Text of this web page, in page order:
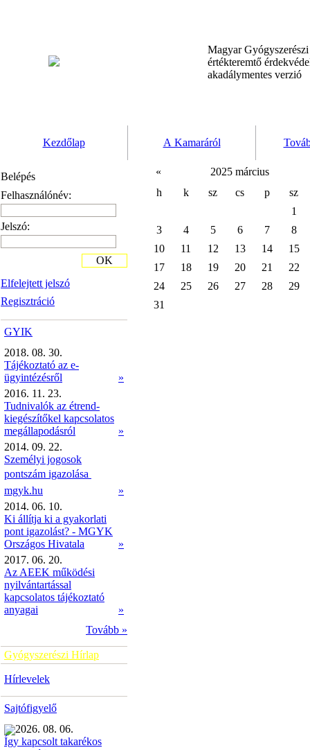
Magyar
értékteremtő
akadálymentes verzió
Kezdőlap A Kamaráról
Belépés
Felhasználónév:
Jelszó:
Elfelejtett jelszó
Regisztráció
OK
GYIK
2018. 08. 30.
Tájékoztató az e-
ügyintézésről
»
2016. 11. 23.
Tudnivalók az étrend-
kiegészítőkel kapcsolatos
megállapodásról
»
2014. 09. 22.
Személyi jogosok
pontszám igazolása 
mgyk.hu
»
2014. 06. 10.
Ki állítja ki a gyakorlati
pont igazolást? - MGYK
Országos Hivatala
»
2017. 06. 20.
Az AEEK működési
nyilvántartással
kapcsolatos tájékoztató
anyagai
»
Tovább »
Gyógyszerészi Hírlap
Hírlevelek
Sajtófigyelő
2026. 08. 06.
Így kapcsolt takarékos
«
2025 március
h
k sz cs p
sz
1
3
4 5 6 7
8
10
11 12 13 14
15
17
18 19 20 21
22
24
25 26 27 28
29
31